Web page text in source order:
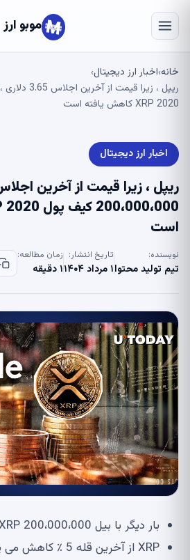
موبو ارز
خانه›اخبار ارز دیجیتال›
XRP 2020 کاهش یافته است
اخبار ارز دیجیتال
است
نویسنده:
تیم تولید محتوا
تاریخ انتشار:
۱ مرداد ۱۴۰۴
زمان مطالعه:
۱ دقیقه
بار دیگر با بیل 200،000،000 XRP را ریخته اید
XRP از آخرین قله 5 ٪ کاهش می یابد